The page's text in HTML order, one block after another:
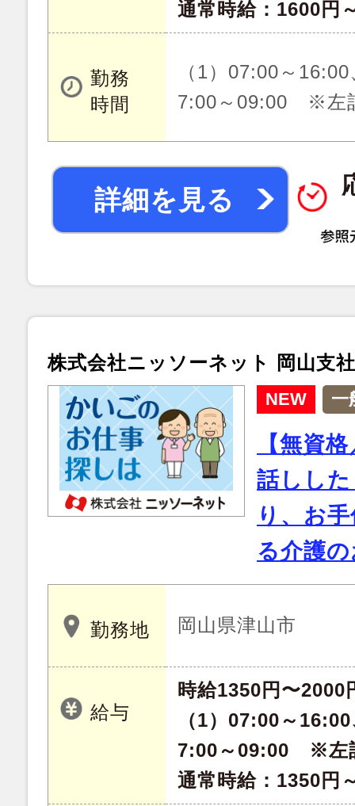
通常時給：1600円
勤務
時間
（1）07:00～
7:00～09:00 ※左
詳細を見る
株式会社ニッソーネット 岡山支社
NEW 一
【無資
話しし
り、お
る介護
勤務地 岡山県津山市
給与
時給1350円〜2000
（1）07:00～
7:00～09:00 ※左
通常時給：1350円